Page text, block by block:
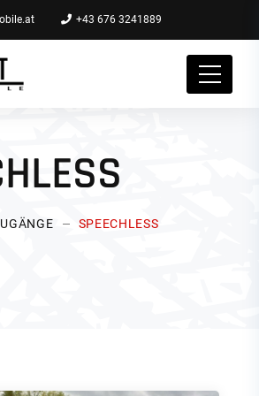
+43 676 3241889
SPEECHLESS